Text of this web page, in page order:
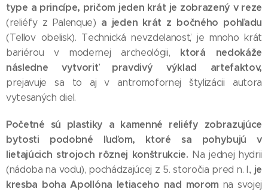
type a princípe, pričom jeden krát je zobrazený v reze
(reliéfy z Palenque) a jeden krát z bočného pohľadu
(Tellov obelisk). Technická nevzdelanosť, je mnoho krát
bariérou v modernej archeológii, ktorá nedokáže
následne vytvoriť pravdivý výklad artefaktov,
prejavuje sa to aj v antromofornej štylizácii autora
vytesaných diel.
Početné sú plastiky a kamenné reliéfy zobrazujúce
bytosti podobné ľuďom, ktoré sa pohybujú v
lietajúcich strojoch rôznej konštrukcie. Na jednej hydrii
(nádoba na vodu), pochádzajúcej z 5. storočia pred n. l., je
kresba boha Apollóna letiaceho nad morom na svojej